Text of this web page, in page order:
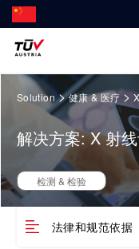
Springe
zum
登录tami
新闻 职位
解决方案
解决方案
审核 &
检测 &
培训
指导
领域
运输 &
银行 &
网络安全
研发
研究
开放创
关于
关于
健康
Solution>健康 & 医疗 >
解决方案: X 射
检测 & 检验
法律和规范依据